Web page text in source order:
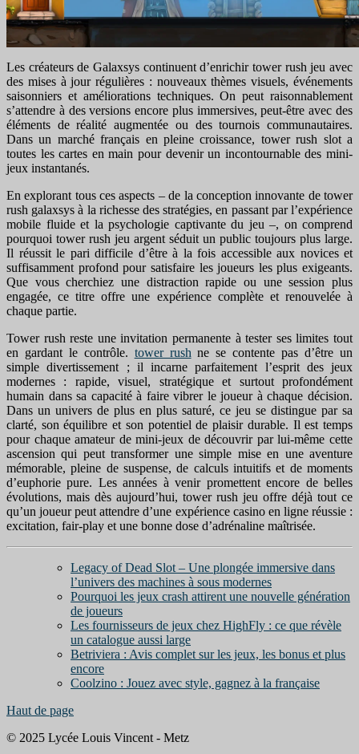
Les créateurs de Galaxsys continuent d’enrichir tower rush jeu avec
des mises à jour régulières : nouveaux thèmes visuels, événements
saisonniers et améliorations techniques. On peut raisonnablement
s’attendre à des versions encore plus immersives, peut-être avec des
éléments de réalité augmentée ou des tournois communautaires.
Dans un marché français en pleine croissance, tower rush slot a
toutes les cartes en main pour devenir un incontournable des mini-
jeux instantanés.
En explorant tous ces aspects – de la conception innovante de tower
rush galaxsys à la richesse des stratégies, en passant par l’expérience
mobile fluide et la psychologie captivante du jeu –, on comprend
pourquoi tower rush jeu argent séduit un public toujours plus large.
Il réussit le pari difficile d’être à la fois accessible aux novices et
suffisamment profond pour satisfaire les joueurs les plus exigeants.
Que vous cherchiez une distraction rapide ou une session plus
engagée, ce titre offre une expérience complète et renouvelée à
chaque partie.
Tower rush reste une invitation permanente à tester ses limites tout
en gardant le contrôle. tower rush ne se contente pas d’être un
simple divertissement ; il incarne parfaitement l’esprit des jeux
modernes : rapide, visuel, stratégique et surtout profondément
humain dans sa capacité à faire vibrer le joueur à chaque décision.
Dans un univers de plus en plus saturé, ce jeu se distingue par sa
clarté, son équilibre et son potentiel de plaisir durable. Il est temps
pour chaque amateur de mini-jeux de découvrir par lui-même cette
ascension qui peut transformer une simple mise en une aventure
mémorable, pleine de suspense, de calculs intuitifs et de moments
d’euphorie pure. Les années à venir promettent encore de belles
évolutions, mais dès aujourd’hui, tower rush jeu offre déjà tout ce
qu’un joueur peut attendre d’une expérience casino en ligne réussie :
excitation, fair-play et une bonne dose d’adrénaline maîtrisée.
Legacy of Dead Slot – Une plongée immersive dans
l’univers des machines à sous modernes
Pourquoi les jeux crash attirent une nouvelle génération
de joueurs
Les fournisseurs de jeux chez HighFly : ce que révèle
un catalogue aussi large
Betriviera : Avis complet sur les jeux, les bonus et plus
encore
Coolzino : Jouez avec style, gagnez à la française
Haut de page
© 2025 Lycée Louis Vincent - Metz